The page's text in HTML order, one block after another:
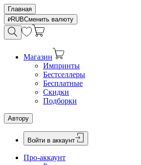
Главная
RUBСменить валюту
Магазин
Импринты
Бестселлеры
Бесплатные
Скидки
Подборки
Автору
Войти в аккаунт
Про-аккаунт